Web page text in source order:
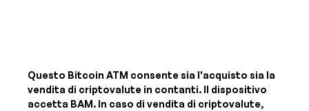
Questo Bitcoin ATM consente sia l'acquisto sia la
vendita di criptovalute in contanti. Il dispositivo
accetta BAM. In caso di vendita di criptovalute,